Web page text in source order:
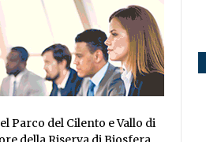
Parco del Cilento e Vallo di